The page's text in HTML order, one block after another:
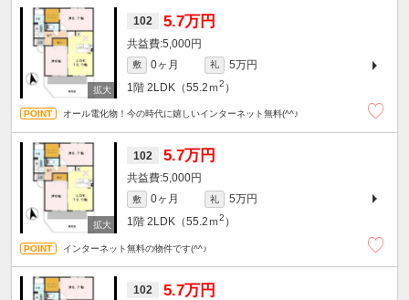
102 5.7万円
5,000円
敷 0ヶ月 礼
5万円
1階 2LDK（55.2ｍ2 ）
オール電化物！今の時代に嬉しいインターネット無料(^^♪
102 5.7万円
5,000円
敷 0ヶ月 礼
5万円
1階 2LDK（55.2ｍ2 ）
インターネット無料の物件です(^^♪
102 5.7万円